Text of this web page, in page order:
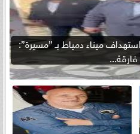
ميناء دمياط بـ ”مسيرة”: